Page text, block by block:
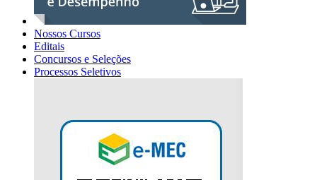
Nossos Cursos
Editais
Concursos e Seleções
Processos Seletivos